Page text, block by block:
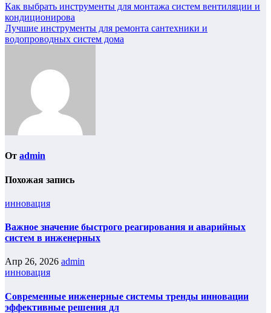
Как выбрать инструменты для монтажа систем вентиляции и
кондиционирова
Лучшие инструменты для ремонта сантехники и
водопроводных систем дома
От admin
Похожая запись
инновация
Важное значение быстрого реагирования и аварийных
систем в инженерных
Апр 26, 2026 admin
инновация
Современные инженерные системы тренды инновации
эффективные решения дл